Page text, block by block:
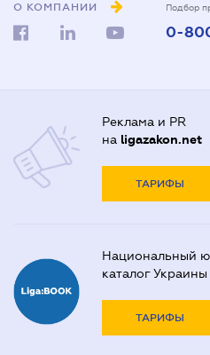
О КОМПАНИИ Подбор
0-
Реклама и PR
на ligazakon.net
ТАРИФЫ
Национальный
каталог Украины
ТАРИФЫ